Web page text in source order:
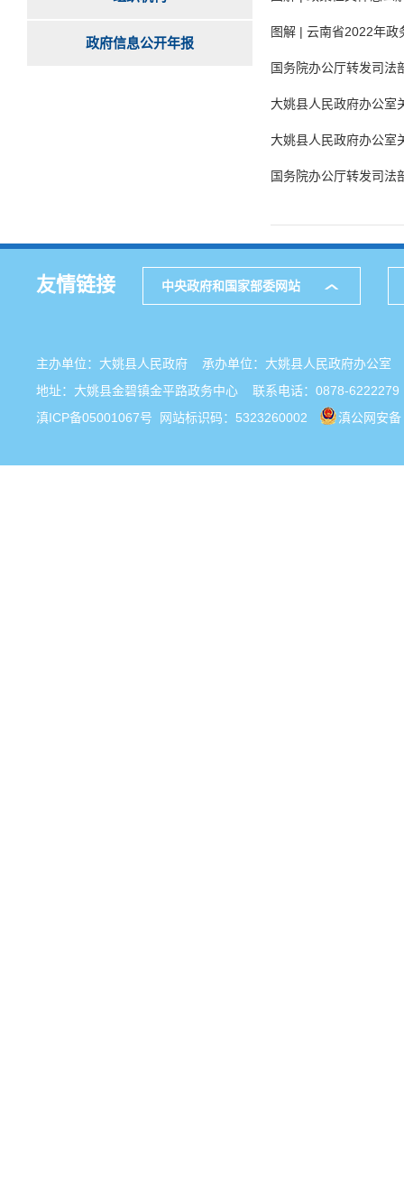
政府信息公开年报
图解 | 云南省2022年政
国务院办公厅转发司法
大姚县人民政府办公室
大姚县人民政府办公室
国务院办公厅转发司法
友情链接 中央政府和国家部委网站
主办单位：大姚县人民政府 承办单位：大姚县人民政府办公
地址：大姚县金碧镇金平路政务中心 联系电话：0878-6222279
滇ICP备05001067号 网站标识码：5323260002 滇公网安